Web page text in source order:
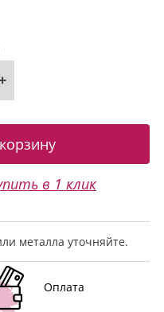
в 1 клик
металла уточняйте.
Оплата